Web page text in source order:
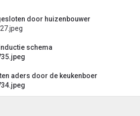
door huizenbouwer
schema
aders door de keukenboer